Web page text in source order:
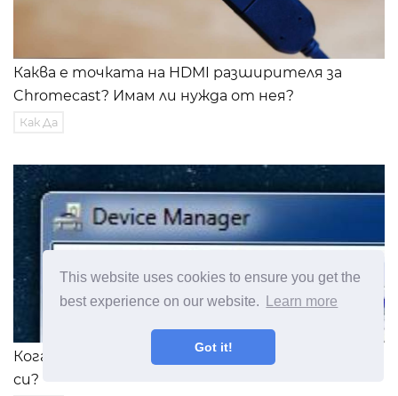
This website uses cookies to ensure you get the
best experience on our website.
Learn more
Got it!
Каква е точката на HDMI разширителя за
Chromecast? Имам ли нужда от нея?
Как Да
Кога трябва да актуализирате драйверите
си?